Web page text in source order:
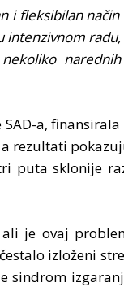
i fleksibilan
intenzivnom
narednih
a, finansirala
rezultati
puta sklonije
je ovaj
izloženi
sindrom